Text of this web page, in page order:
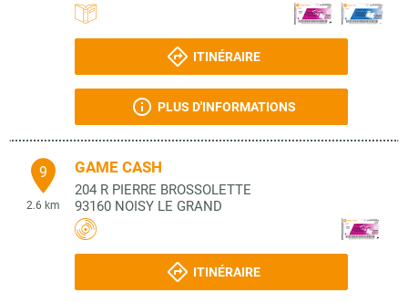
ITINÉRAIRE
PLUS D'INFORMATIONS
9
2.6 km
GAME CASH
204 R PIERRE BROSSOLETTE
93160 NOISY LE GRAND
ITINÉRAIRE